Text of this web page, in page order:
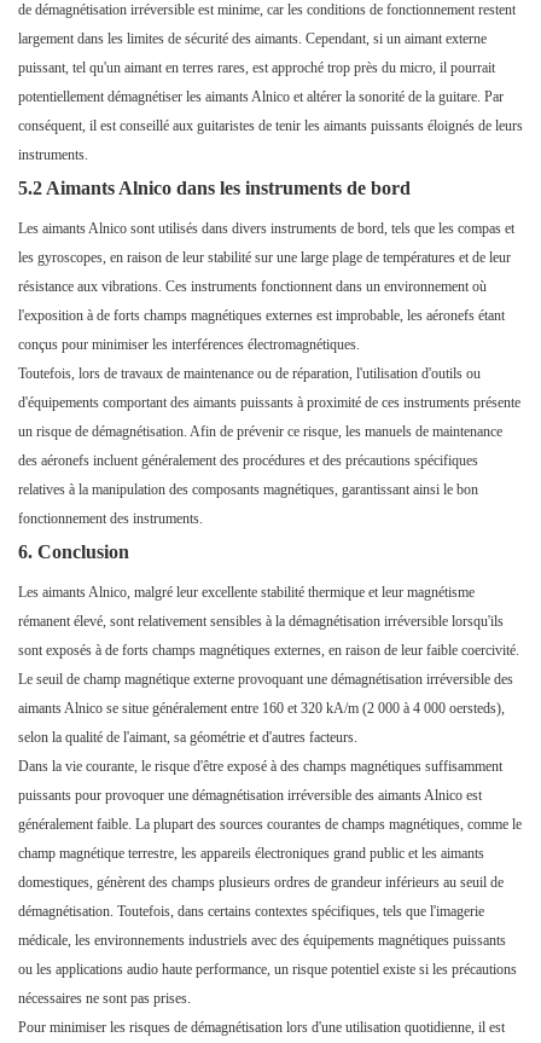
de démagnétisation irréversible est minime, car les conditions de fonctionnement restent
largement dans les limites de sécurité des aimants. Cependant, si un aimant externe
puissant, tel qu'un aimant en terres rares, est approché trop près du micro, il pourrait
potentiellement démagnétiser les aimants Alnico et altérer la sonorité de la guitare. Par
conséquent, il est conseillé aux guitaristes de tenir les aimants puissants éloignés de leurs
instruments.
5.2 Aimants Alnico dans les instruments de bord
Les aimants Alnico sont utilisés dans divers instruments de bord, tels que les compas et
les gyroscopes, en raison de leur stabilité sur une large plage de températures et de leur
résistance aux vibrations. Ces instruments fonctionnent dans un environnement où
l'exposition à de forts champs magnétiques externes est improbable, les aéronefs étant
conçus pour minimiser les interférences électromagnétiques.
Toutefois, lors de travaux de maintenance ou de réparation, l'utilisation d'outils ou
d'équipements comportant des aimants puissants à proximité de ces instruments présente
un risque de démagnétisation. Afin de prévenir ce risque, les manuels de maintenance
des aéronefs incluent généralement des procédures et des précautions spécifiques
relatives à la manipulation des composants magnétiques, garantissant ainsi le bon
fonctionnement des instruments.
6. Conclusion
Les aimants Alnico, malgré leur excellente stabilité thermique et leur magnétisme
rémanent élevé, sont relativement sensibles à la démagnétisation irréversible lorsqu'ils
sont exposés à de forts champs magnétiques externes, en raison de leur faible coercivité.
Le seuil de champ magnétique externe provoquant une démagnétisation irréversible des
aimants Alnico se situe généralement entre 160 et 320 kA/m (2 000 à 4 000 oersteds),
selon la qualité de l'aimant, sa géométrie et d'autres facteurs.
Dans la vie courante, le risque d'être exposé à des champs magnétiques suffisamment
puissants pour provoquer une démagnétisation irréversible des aimants Alnico est
généralement faible. La plupart des sources courantes de champs magnétiques, comme le
champ magnétique terrestre, les appareils électroniques grand public et les aimants
domestiques, génèrent des champs plusieurs ordres de grandeur inférieurs au seuil de
démagnétisation. Toutefois, dans certains contextes spécifiques, tels que l'imagerie
médicale, les environnements industriels avec des équipements magnétiques puissants
ou les applications audio haute performance, un risque potentiel existe si les précautions
nécessaires ne sont pas prises.
Pour minimiser les risques de démagnétisation lors d'une utilisation quotidienne, il est